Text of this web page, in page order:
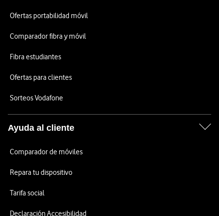
Ofertas portabilidad móvil
Comparador fibra y móvil
Fibra estudiantes
Ofertas para clientes
Sorteos Vodafone
Ayuda al cliente
Comparador de móviles
Repara tu dispositivo
Tarifa social
Declaración Accesibilidad